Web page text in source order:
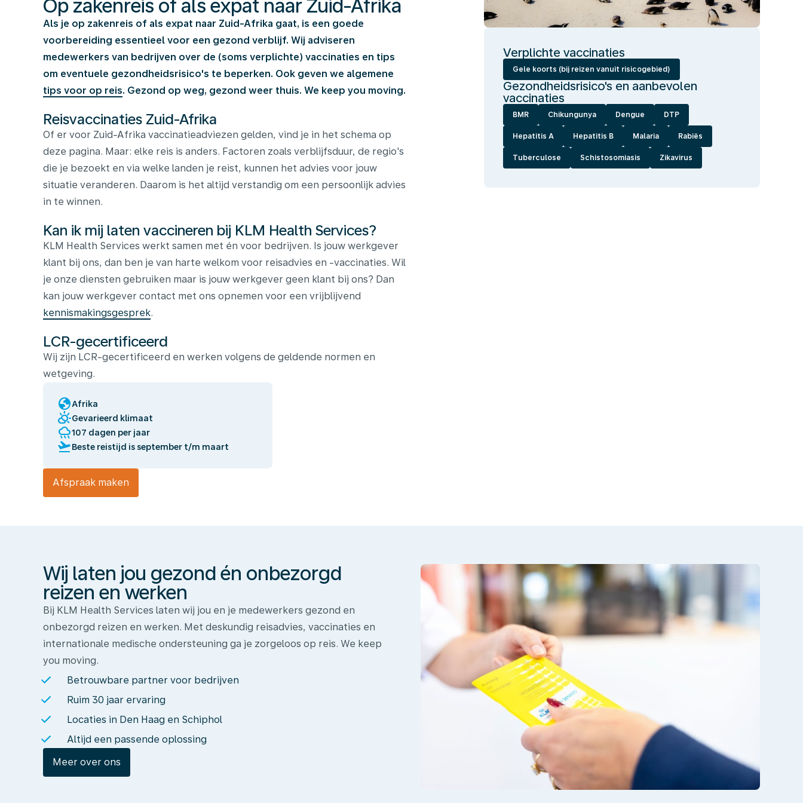
Op zakenreis of als expat naar Zuid-Afrika
Als je op zakenreis of als expat naar Zuid-Afrika gaat, is een goede
voorbereiding essentieel voor een gezond verblijf. Wij adviseren
medewerkers van bedrijven over de (soms verplichte) vaccinaties en tips
om eventuele gezondheidsrisico's te beperken. Ook geven we algemene
tips voor op reis. Gezond op weg, gezond weer thuis. We keep you moving.
Reisvaccinaties Zuid-Afrika
Of er voor Zuid-Afrika vaccinatieadviezen gelden, vind je in het schema op
deze pagina. Maar: elke reis is anders. Factoren zoals verblijfsduur, de regio's
die je bezoekt en via welke landen je reist, kunnen het advies voor jouw
situatie veranderen. Daarom is het altijd verstandig om een persoonlijk advies
in te winnen.
Kan ik mij laten vaccineren bij KLM Health Services?
KLM Health Services werkt samen met én voor bedrijven. Is jouw werkgever
klant bij ons, dan ben je van harte welkom voor reisadvies en -vaccinaties. Wil
je onze diensten gebruiken maar is jouw werkgever geen klant bij ons? Dan
kan jouw werkgever contact met ons opnemen voor een vrijblijvend
kennismakingsgesprek.
LCR-gecertificeerd
Wij zijn LCR-gecertificeerd en werken volgens de geldende normen en
wetgeving.
globeAfrika
partly_cloudy_dayGevarieerd klimaat
rainy107 dagen per jaar
flight_takeoffBeste reistijd is september t/m maart
Afspraak maken
Verplichte vaccinaties
Gele koorts (bij reizen vanuit risicogebied)
Gezondheidsrisico's en aanbevolen
vaccinaties
BMR Chikungunya Dengue DTP
Hepatitis A Hepatitis B Malaria Rabiës
Tuberculose Schistosomiasis Zikavirus
Wij
onbezorgd
reizen
en
Wij laten jou gezond én onbezorgd
reizen en werken
Bij KLM Health Services laten wij jou en je medewerkers gezond en
onbezorgd reizen en werken. Met deskundig reisadvies, vaccinaties en
internationale medische ondersteuning ga je zorgeloos op reis. We keep
you moving.
Betrouwbare partner voor bedrijven
Ruim 30 jaar ervaring
Locaties in Den Haag en Schiphol
Altijd een passende oplossing
Meer over ons